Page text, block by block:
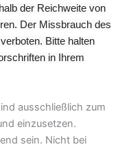
der Reichweite von
Der Missbrauch des
Bitte halten
in Ihrem
ausschließlich zum
einzusetzen.
sein. Nicht bei